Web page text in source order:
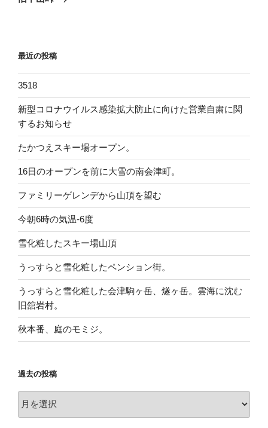
ン
最近の投稿
3518
新型コロナウイルス感染拡大防止に向けた営業自粛に関
するお知らせ
たかつえスキー場オープン。
16日のオープンを前に大雪の南会津町。
ファミリーゲレンデから山頂を望む
今朝6時の気温-6度
雪化粧したスキー場山頂
うっすらと雪化粧したペンション街。
うっすらと雪化粧した会津駒ヶ岳、燧ヶ岳。雲海に沈む
旧舘岩村。
秋本番、庭のモミジ。
過去の投稿
過